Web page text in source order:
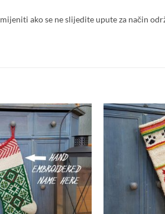
ako se ne slijedite upute za način
Add to
wishlist